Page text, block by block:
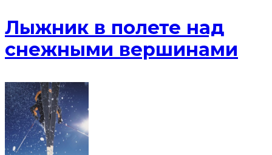
Лыжник в полете над
снежными вершинами